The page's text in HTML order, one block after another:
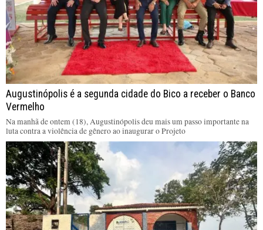
Augustinópolis é a segunda cidade do Bico a receber o Banco
Vermelho
Na manhã de ontem (18), Augustinópolis deu mais um passo importante na
luta contra a violência de gênero ao inaugurar o Projeto